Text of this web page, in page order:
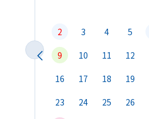
2
3 4 5
9
10 11 12
16
17 18 19
23
24 25 26